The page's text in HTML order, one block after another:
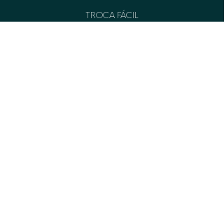
TROCA FÁCIL